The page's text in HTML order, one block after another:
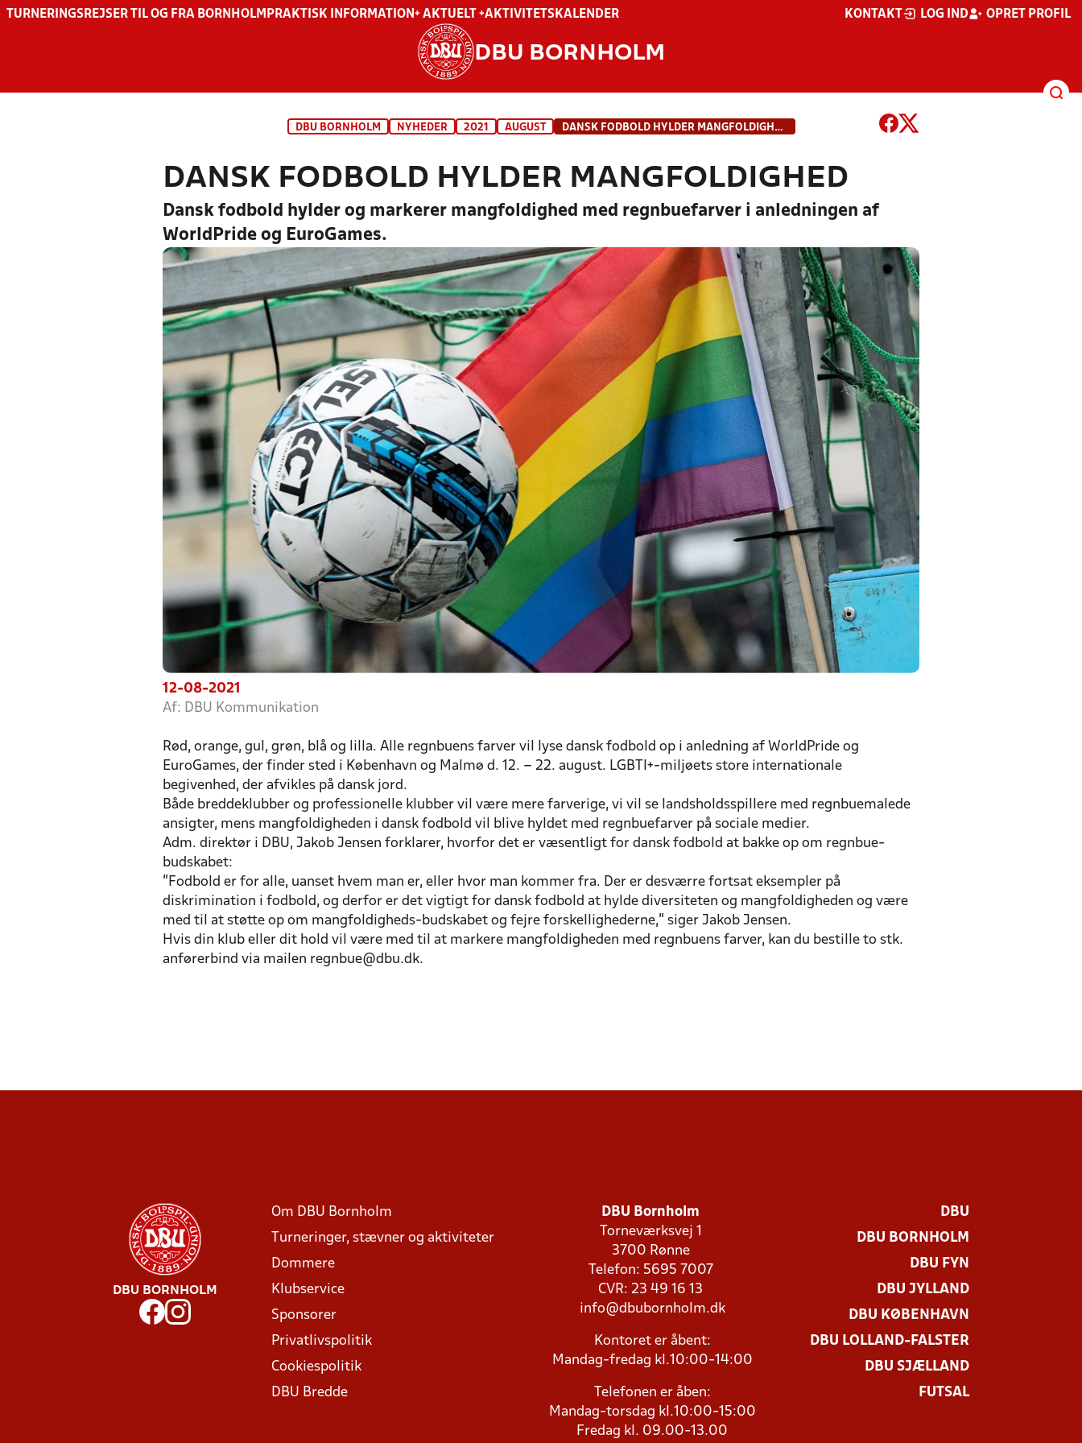
TURNERINGSREJSER TIL OG FRA BORNHOLM PRAKTISK INFORMATION + AKTUELT +AKTIVITETSKALENDER KONTAKT LOG IND OPRET PROFIL
DBU BORNHOLM
DBU BORNHOLM NYHEDER 2021 AUGUST DANSK FODBOLD HYLDER MANGFOLDIGHED
DANSK FODBOLD HYLDER MANGFOLDIGHED
Dansk fodbold hylder og markerer mangfoldighed med regnbuefarver i anledningen af
WorldPride og EuroGames.
12-08-2021
Af: DBU Kommunikation
Rød, orange, gul, grøn, blå og lilla. Alle regnbuens farver vil lyse dansk fodbold op i anledning af WorldPride og
EuroGames, der finder sted i København og Malmø d. 12. – 22. august. LGBTI+-miljøets store internationale
begivenhed, der afvikles på dansk jord.
Både breddeklubber og professionelle klubber vil være mere farverige, vi vil se landsholdsspillere med regnbuemalede
ansigter, mens mangfoldigheden i dansk fodbold vil blive hyldet med regnbuefarver på sociale medier.
Adm. direktør i DBU, Jakob Jensen forklarer, hvorfor det er væsentligt for dansk fodbold at bakke op om regnbue-
budskabet:
”Fodbold er for alle, uanset hvem man er, eller hvor man kommer fra. Der er desværre fortsat eksempler på
diskrimination i fodbold, og derfor er det vigtigt for dansk fodbold at hylde diversiteten og mangfoldigheden og være
med til at støtte op om mangfoldigheds-budskabet og fejre forskellighederne,” siger Jakob Jensen.
Hvis din klub eller dit hold vil være med til at markere mangfoldigheden med regnbuens farver, kan du bestille to stk.
anførerbind via mailen regnbue@dbu.dk.
DBU BORNHOLM
Om DBU Bornholm
Turneringer, stævner og aktiviteter
Dommere
Klubservice
Sponsorer
Privatlivspolitik
Cookiespolitik
DBU Bredde
DBU Bornholm
Torneværksvej 1
3700 Rønne
Telefon: 5695 7007
CVR: 23 49 16 13
info@dbubornholm.dk
Kontoret er åbent:
Mandag-fredag kl.10:00-14:00
Telefonen er åben:
Mandag-torsdag kl.10:00-15:00
Fredag kl. 09.00-13.00
DBU
DBU BORNHOLM
DBU FYN
DBU JYLLAND
DBU KØBENHAVN
DBU LOLLAND-FALSTER
DBU SJÆLLAND
FUTSAL